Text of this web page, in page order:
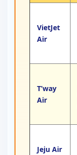
VietJet
Air
T’way
Air
Jeju Air